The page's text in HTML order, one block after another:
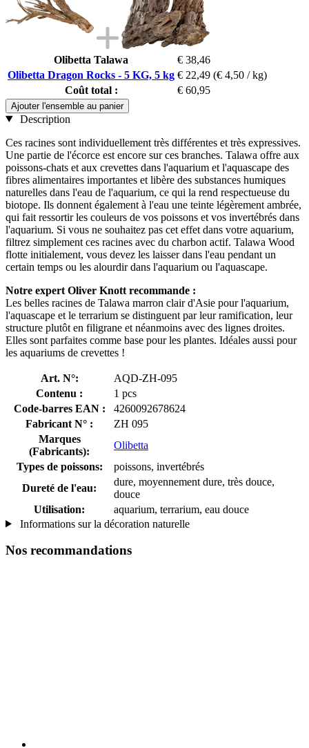
Olibetta Talawa
€ 38,46
Olibetta Dragon Rocks - 5 KG, 5 kg € 22,49 (€ 4,50 / kg)
Coût total :
€ 60,95
Ajouter l'ensemble au panier
Description
Ces racines sont individuellement très différentes et très expressives.
Une partie de l'écorce est encore sur ces branches. Talawa offre aux
poissons-chats et aux crevettes dans l'aquarium et l'aquascape des
fibres alimentaires importantes et libère des substances humiques
naturelles dans l'eau de l'aquarium, ce qui la rend respectueuse du
biotope. Ils donnent également à l'eau une teinte légèrement ambrée,
qui fait ressortir les couleurs de vos poissons et vos invertébrés dans
l'aquarium. Si vous ne souhaitez pas cet effet dans votre aquarium,
filtrez simplement ces racines avec du charbon actif. Talawa Wood
flotte initialement, vous devez les laisser dans l'eau pendant un
certain temps ou les alourdir dans l'aquarium ou l'aquascape.
Notre expert Oliver Knott recommande :
Les belles racines de Talawa marron clair d'Asie pour l'aquarium,
l'aquascape et le terrarium se distinguent par leur ramification, leur
structure plutôt en filigrane et néanmoins avec des lignes droites.
Elles sont parfaites comme base pour les plantes. Idéales aussi pour
les aquariums de crevettes !
Art. N°:
AQD-ZH-095
Contenu :
1 pcs
Code-barres EAN :
4260092678624
Fabricant N° :
ZH 095
Marques
(Fabricants):
Olibetta
Types de poissons:
poissons, invertébrés
Dureté de l'eau:
dure, moyennement dure, très douce,
douce
Utilisation:
aquarium, terrarium, eau douce
Informations sur la décoration naturelle
Nos recommandations